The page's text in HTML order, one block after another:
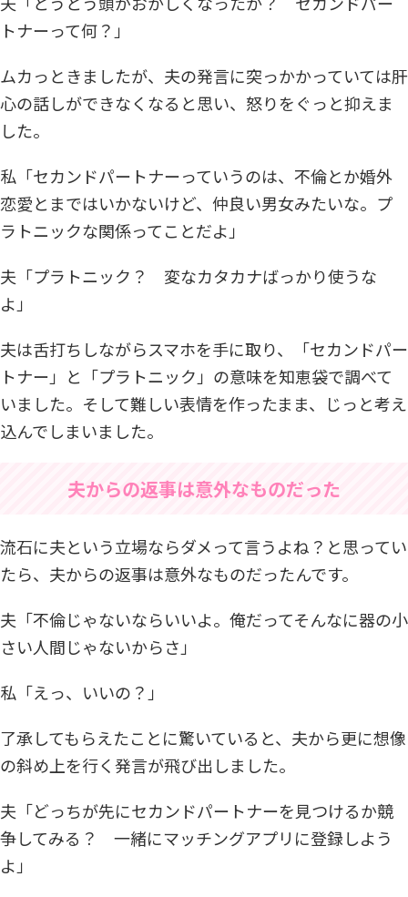
トナーって何？」
ムカっときましたが、夫の発言に突っかかっていては肝
心の話しができなくなると思い、怒りをぐっと抑えま
した。
私「セカンドパートナーっていうのは、不倫とか婚外
恋愛とまではいかないけど、仲良い男女みたいな。プ
ラトニックな関係ってことだよ」
夫「プラトニック？ 変なカタカナばっかり使うな
よ」
夫は舌打ちしながらスマホを手に取り、「セカンドパー
トナー」と「プラトニック」の意味を知恵袋で調べて
いました。そして難しい表情を作ったまま、じっと考え
込んでしまいました。
夫からの返事は意外なものだった
流石に夫という立場ならダメって言うよね？と思ってい
たら、夫からの返事は意外なものだったんです。
夫「不倫じゃないならいいよ。俺だってそんなに器の小
さい人間じゃないからさ」
私「えっ、いいの？」
了承してもらえたことに驚いていると、夫から更に想像
の斜め上を行く発言が飛び出しました。
夫「どっちが先にセカンドパートナーを見つけるか競
争してみる？ 一緒にマッチングアプリに登録しよう
よ」